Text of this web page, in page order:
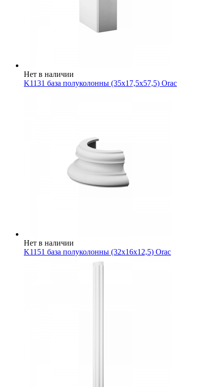
Нет в наличии
K1131 база полуколонны (35x17,5x57,5) Orac
Нет в наличии
K1151 база полуколонны (32x16x12,5) Orac